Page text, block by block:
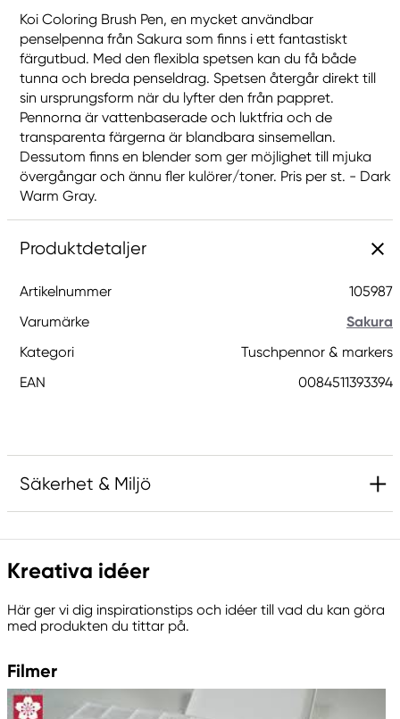
Koi Coloring Brush Pen, en mycket användbar
penselpenna från Sakura som finns i ett fantastiskt
färgutbud. Med den flexibla spetsen kan du få både
tunna och breda penseldrag. Spetsen återgår direkt till
sin ursprungsform när du lyfter den från pappret.
Pennorna är vattenbaserade och luktfria och de
transparenta färgerna är blandbara sinsemellan.
Dessutom finns en blender som ger möjlighet till mjuka
övergångar och ännu fler kulörer/toner. Pris per st. - Dark
Warm Gray.
Produktdetaljer
Artikelnummer
105987
Varumärke
Sakura
Kategori
Tuschpennor & markers
EAN
0084511393394
Säkerhet & Miljö
Ansvarig EU
Sakura
Sophialaan 46
7311 PD Apeldoorn, Netherlands
+31 (0)55 527 4700
Kreativa idéer
Här ger vi dig inspirationstips och idéer till vad du kan göra
med produkten du tittar på.
Filmer